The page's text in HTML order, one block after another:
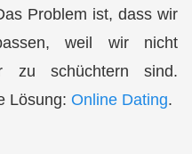
Problem ist, dass wir
, weil wir nicht
zu schüchtern sind.
Lösung: Online Dating.